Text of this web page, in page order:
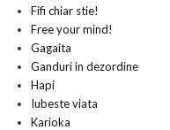
Fifi chiar stie!
Free your mind!
Gagaita
Ganduri in dezordine
Hapi
Iubeste viata
Karioka